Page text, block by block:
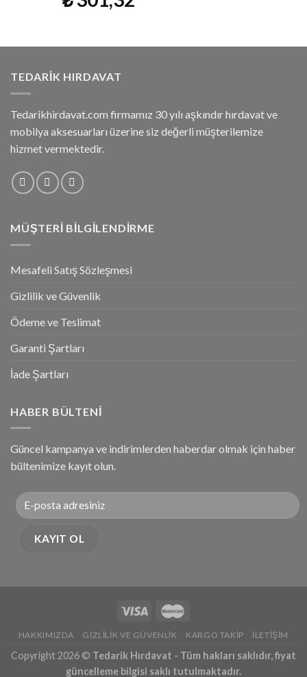
5.00oy aldı
TEDARIK HIRDAVAT
Tedarikhirdavat.com firmamız 30 yılı aşkındır hırdavat ve
mobilya aksesuarları üzerine siz değerli müşterilemize
hizmet vermektedir.
MÜŞTERI BILGILENDIRME
Mesafeli Satış Sözleşmesi
Gizlilik ve Güvenlik
Ödeme ve Teslimat
Garanti Şartları
İade Şartları
HABER BÜLTENI
Güncel kampanya ve indirimlerden haberdar olmak için haber
bültenimize kayıt olun.
HAKKIMIZDA GIZLILIK VE GÜVENLIK KARGO TAKIP İLETIŞIM
Copyright 2026 © Tedarik Hırdavat - Tüm hakları saklıdır, fiyat
güncelleme bilgisi saklı tutulmaktadır.